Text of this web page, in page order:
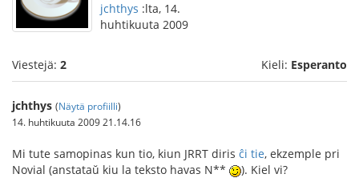
jchthys :lta, 14.
huhtikuuta 2009
Viestejä: 2 Kieli: Esperanto
jchthys (Näytä profiilli)
14. huhtikuuta 2009 21.14.16
Mi tute samopinas kun tio, kiun JRRT diris ĉi tie, ekzemple pri
Novial (anstataŭ kiu la teksto havas N** ). Kiel vi?